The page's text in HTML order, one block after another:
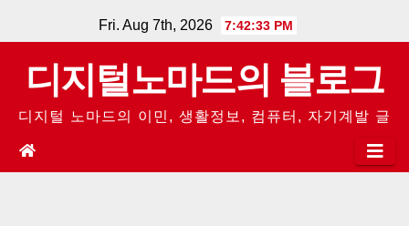
to
content
Fri. Aug 7th, 2026 7:42:33 PM
디지털노마드의 블로그
디지털 노마드의 이민, 생활정보, 컴퓨터, 자기계발 글